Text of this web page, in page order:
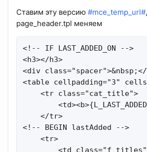
Ставим эту версию #mce_temp_url#
page_header.tpl меняем
<!-- IF LAST_ADDED_ON -->
<h3></h3>
<div
<table cellpadding="3"
    <tr class="cat_title">
    </tr>
<!-- BEGIN lastAdded -->
    <tr>
<td